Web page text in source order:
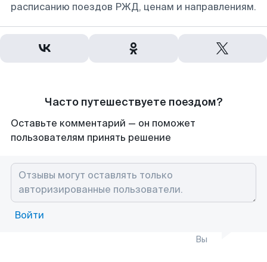
расписанию поездов РЖД, ценам и направлениям.
Часто путешествуете поездом?
Оставьте комментарий — он поможет
пользователям принять решение
Войти
Вы